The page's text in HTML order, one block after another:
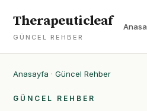
Therapeuticleaf
GÜNCEL REHBER
Anasayfa · Güncel Rehber
GÜNCEL REHBER